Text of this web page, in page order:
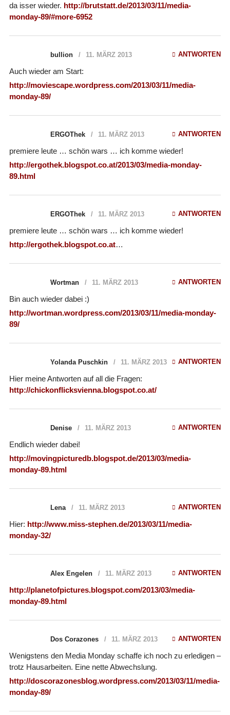
da isser wieder. http://brutstatt.de/2013/03/11/media-
monday-89/#more-6952
bullion 11. MÄRZ 2013 ANTWORTEN
Auch wieder am Start:
http://moviescape.wordpress.com/2013/03/11/media-
monday-89/
ERGOThek 11. MÄRZ 2013 ANTWORTEN
premiere leute … schön wars … ich komme wieder!
http://ergothek.blogspot.co.at/2013/03/media-monday-
89.html
ERGOThek 11. MÄRZ 2013 ANTWORTEN
premiere leute … schön wars … ich komme wieder!
http://ergothek.blogspot.co.at…
Wortman 11. MÄRZ 2013 ANTWORTEN
Bin auch wieder dabei :)
http://wortman.wordpress.com/2013/03/11/media-monday-
89/
Yolanda Puschkin 11. MÄRZ 2013 ANTWORTEN
Hier meine Antworten auf all die Fragen:
http://chickonflicksvienna.blogspot.co.at/
Denise 11. MÄRZ 2013 ANTWORTEN
Endlich wieder dabei!
http://movingpicturedb.blogspot.de/2013/03/media-
monday-89.html
Lena 11. MÄRZ 2013 ANTWORTEN
Hier: http://www.miss-stephen.de/2013/03/11/media-
monday-32/
Alex Engelen 11. MÄRZ 2013 ANTWORTEN
http://planetofpictures.blogspot.com/2013/03/media-
monday-89.html
Dos Corazones 11. MÄRZ 2013 ANTWORTEN
Wenigstens den Media Monday schaffe ich noch zu erledigen –
trotz Hausarbeiten. Eine nette Abwechslung.
http://doscorazonesblog.wordpress.com/2013/03/11/media-
monday-89/